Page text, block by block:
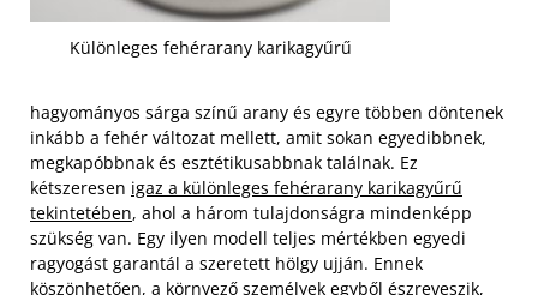
Különleges fehérarany karikagyűrű
hagyományos sárga színű arany és egyre többen döntenek
inkább a fehér változat mellett, amit sokan egyedibbnek,
megkapóbbnak és esztétikusabbnak találnak. Ez
kétszeresen igaz a különleges fehérarany karikagyűrű
tekintetében, ahol a három tulajdonságra mindenképp
szükség van. Egy ilyen modell teljes mértékben egyedi
ragyogást garantál a szeretett hölgy ujján. Ennek
köszönhetően, a környező személyek egyből észreveszik,